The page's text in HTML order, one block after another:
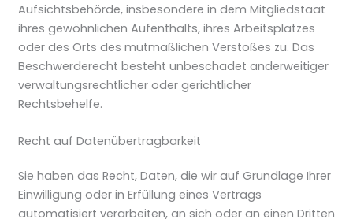
Aufsichtsbehörde, insbesondere in dem Mitgliedstaat
ihres gewöhnlichen Aufenthalts, ihres Arbeitsplatzes
oder des Orts des mutmaßlichen Verstoßes zu. Das
Beschwerderecht besteht unbeschadet anderweitiger
verwaltungsrechtlicher oder gerichtlicher
Rechtsbehelfe.
Recht auf Daten­übertrag­barkeit
Sie haben das Recht, Daten, die wir auf Grundlage Ihrer
Einwilligung oder in Erfüllung eines Vertrags
automatisiert verarbeiten, an sich oder an einen Dritten